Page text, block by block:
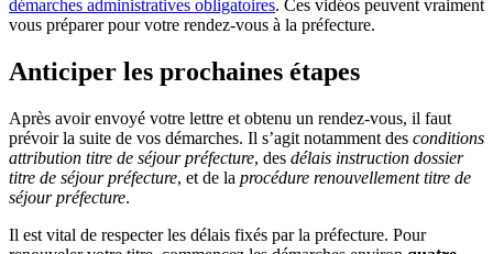
démarches administratives obligatoires. Ces vidéos peuvent vraiment
vous préparer pour votre rendez-vous à la préfecture.
Anticiper les prochaines étapes
Après avoir envoyé votre lettre et obtenu un rendez-vous, il faut
prévoir la suite de vos démarches. Il s’agit notamment des conditions
attribution titre de séjour préfecture, des délais instruction dossier
titre de séjour préfecture, et de la procédure renouvellement titre de
séjour préfecture.
Il est vital de respecter les délais fixés par la préfecture. Pour